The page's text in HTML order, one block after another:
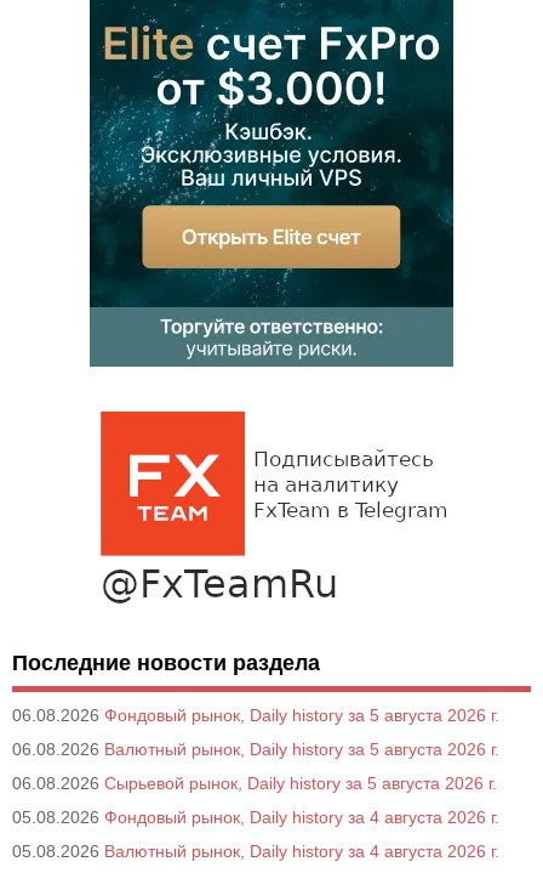
Последние новости раздела
06.08.2026 Фондовый рынок, Daily history за 5 августа 2026 г.
06.08.2026 Валютный рынок, Daily history за 5 августа 2026 г.
06.08.2026 Сырьевой рынок, Daily history за 5 августа 2026 г.
05.08.2026 Фондовый рынок, Daily history за 4 августа 2026 г.
05.08.2026 Валютный рынок, Daily history за 4 августа 2026 г.